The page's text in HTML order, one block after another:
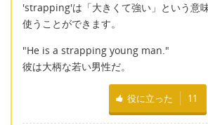
'strapping'は「大きくて強い」という意
使うことができます。
"He is a strapping young man."
彼は大柄な若い男性だ。
役に立った 11